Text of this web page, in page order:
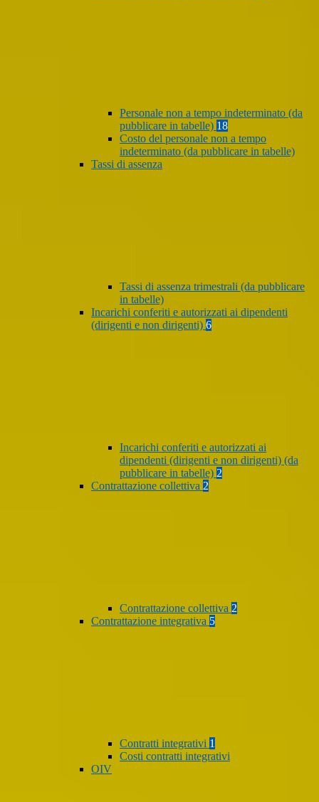
Personale non a tempo indeterminato (da
pubblicare in tabelle) 18
Costo del personale non a tempo
indeterminato (da pubblicare in tabelle)
Tassi di assenza
Tassi di assenza trimestrali (da pubblicare
in tabelle)
Incarichi conferiti e autorizzati ai dipendenti
(dirigenti e non dirigenti) 6
Incarichi conferiti e autorizzati ai
dipendenti (dirigenti e non dirigenti) (da
pubblicare in tabelle) 2
Contrattazione collettiva 2
Contrattazione collettiva 2
Contrattazione integrativa 5
Contratti integrativi 1
Costi contratti integrativi
OIV